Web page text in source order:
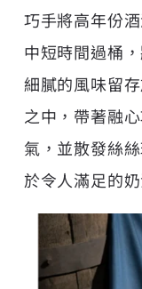
巧手將高年份
中短時間過桶
細膩的風味留
之中，帶著融
氣，並散發絲
於令人滿足的